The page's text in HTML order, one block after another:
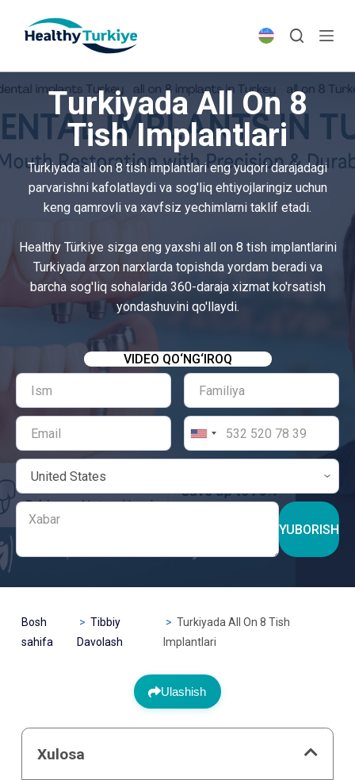
p
t
o
c
o
Turkiyada All On 8
Tish Implantlari
Turkiyada all on 8 tish implantlari eng yuqori darajadagi
parvarishni kafolatlaydi va sog'liq ehtiyojlaringiz uchun
keng qamrovli va xavfsiz yechimlarni taklif etadi.
Healthy Türkiye sizga eng yaxshi all on 8 tish implantlarini
Turkiyada arzon narxlarda topishda yordam beradi va
barcha sog'liq sohalarida 360-daraja xizmat ko'rsatish
yondashuvini qo'llaydi.
VIDEO QO‘NG‘IROQ
YUBORISH
Bosh
sahifa
Tibbiy
Davolash
Turkiyada All On 8 Tish
Implantlari
Ulashish
Xulosa